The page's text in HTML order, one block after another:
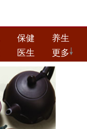
保健
养生
医生 更多